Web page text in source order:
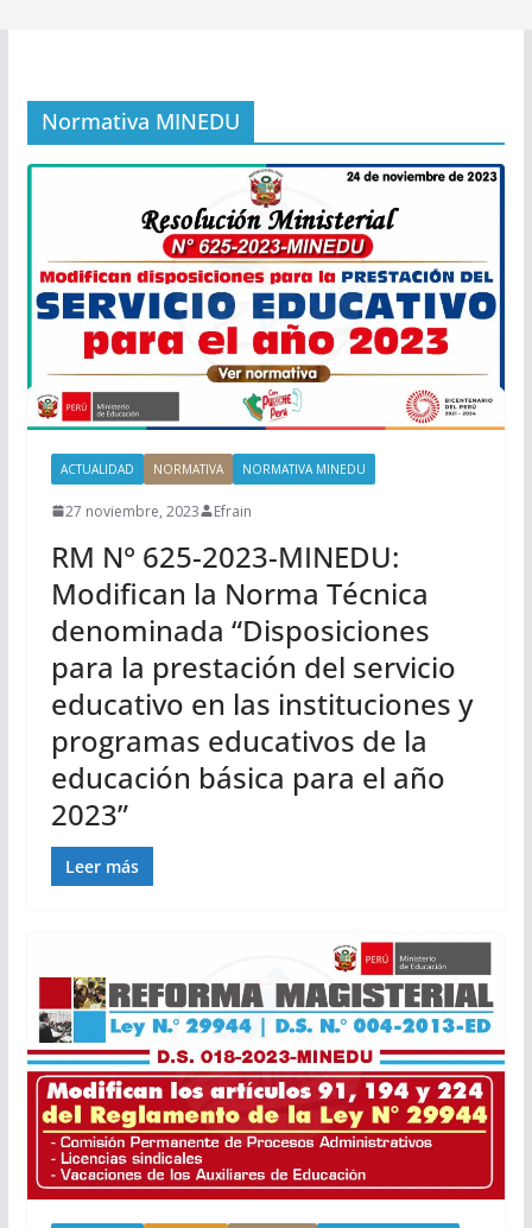
Normativa MINEDU
ACTUALIDAD NORMATIVA NORMATIVA MINEDU
27 noviembre, 2023 Efrain
RM N° 625-2023-MINEDU:
Modifican la Norma Técnica
denominada “Disposiciones
para la prestación del servicio
educativo en las instituciones y
programas educativos de la
educación básica para el año
2023”
Leer más